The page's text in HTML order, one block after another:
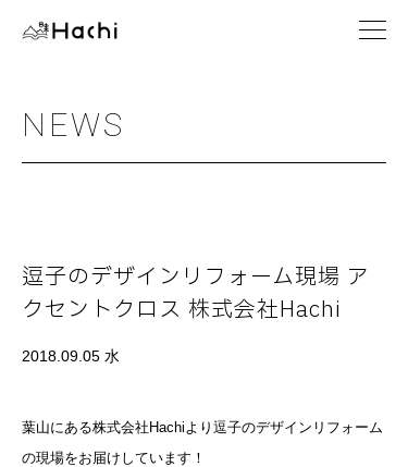
NEWS
逗子のデザインリフォーム現場 ア
クセントクロス 株式会社Hachi
2018.09.05 水
葉山にある株式会社Hachiより逗子のデザインリフォーム
の現場をお届けしています！